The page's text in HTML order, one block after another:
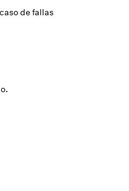
de fallas